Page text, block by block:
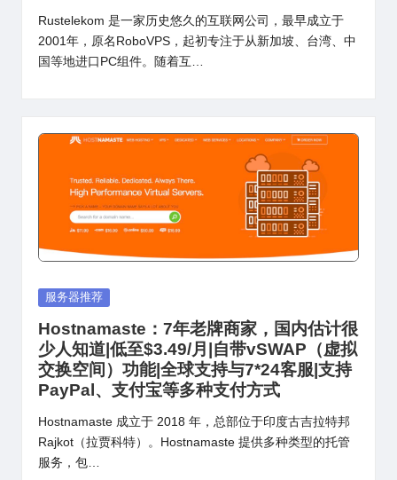
Rustelekom 是一家历史悠久的互联网公司，最早成立于
2001年，原名RoboVPS，起初专注于从新加坡、台湾、中
国等地进口PC组件。随着互…
Posted
服务器推荐
Hostnamaste：7年老牌商家，国内估计很
少人知道|低至$3.49/月|自带vSWAP（虚拟
交换空间）功能|全球支持与7*24客服|支持
PayPal、支付宝等多种支付方式
Hostnamaste 成立于 2018 年，总部位于印度古吉拉特邦
Rajkot（拉贾科特）。Hostnamaste 提供多种类型的托管
服务，包…